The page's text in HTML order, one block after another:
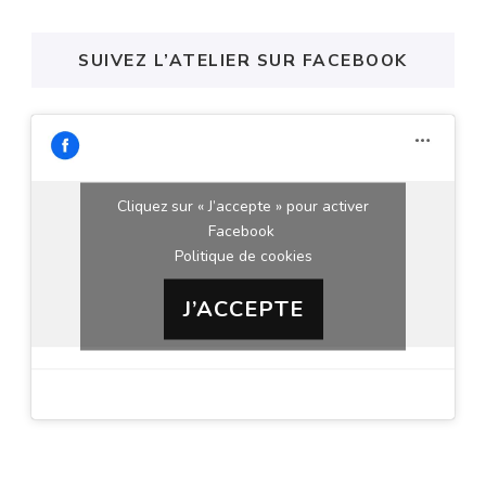
SUIVEZ L’ATELIER SUR FACEBOOK
Cliquez sur « J’accepte » pour activer
Facebook
Politique de cookies
J’ACCEPTE